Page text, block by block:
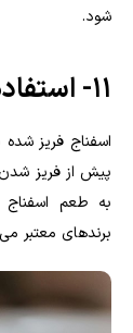
شود.
11- استفاده از اسفناج فریز شده
اسفناج فریز
پیش از فریز
به طعم
برندهای معتبر